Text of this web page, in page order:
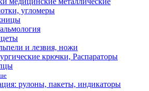
угломеры
и лезвия, ножи
крючки, Распараторы
рулоны, пакеты, индикаторы